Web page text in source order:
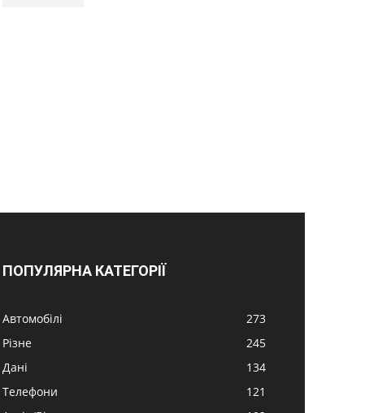
ПОПУЛЯРНА КАТЕГОРІЇ
Автомобілі
273
Різне
245
Дані
134
Телефони
121